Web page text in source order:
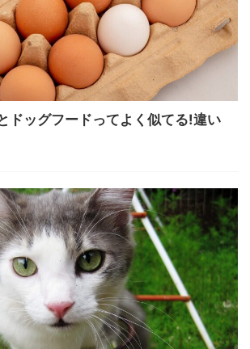
ドッグフードってよく似てる!違い